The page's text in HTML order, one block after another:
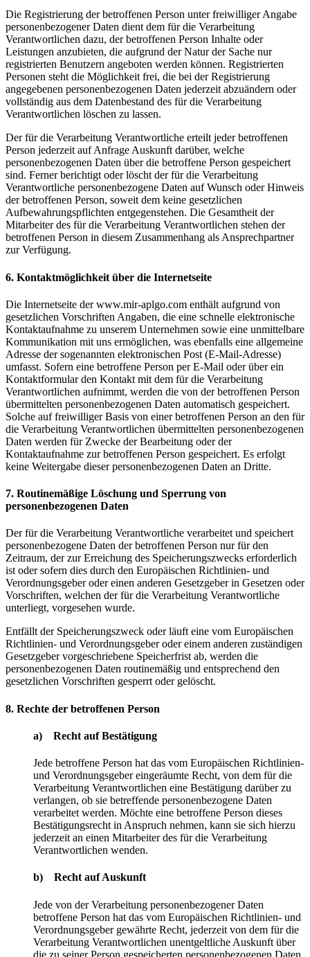
Die Registrierung der betroffenen Person unter freiwilliger Angabe
personenbezogener Daten dient dem für die Verarbeitung
Verantwortlichen dazu, der betroffenen Person Inhalte oder
Leistungen anzubieten, die aufgrund der Natur der Sache nur
registrierten Benutzern angeboten werden können. Registrierten
Personen steht die Möglichkeit frei, die bei der Registrierung
angegebenen personenbezogenen Daten jederzeit abzuändern oder
vollständig aus dem Datenbestand des für die Verarbeitung
Verantwortlichen löschen zu lassen.
Der für die Verarbeitung Verantwortliche erteilt jeder betroffenen
Person jederzeit auf Anfrage Auskunft darüber, welche
personenbezogenen Daten über die betroffene Person gespeichert
sind. Ferner berichtigt oder löscht der für die Verarbeitung
Verantwortliche personenbezogene Daten auf Wunsch oder Hinweis
der betroffenen Person, soweit dem keine gesetzlichen
Aufbewahrungspflichten entgegenstehen. Die Gesamtheit der
Mitarbeiter des für die Verarbeitung Verantwortlichen stehen der
betroffenen Person in diesem Zusammenhang als Ansprechpartner
zur Verfügung.
6. Kontaktmöglichkeit über die Internetseite
Die Internetseite der www.mir-aplgo.com enthält aufgrund von
gesetzlichen Vorschriften Angaben, die eine schnelle elektronische
Kontaktaufnahme zu unserem Unternehmen sowie eine unmittelbare
Kommunikation mit uns ermöglichen, was ebenfalls eine allgemeine
Adresse der sogenannten elektronischen Post (E-Mail-Adresse)
umfasst. Sofern eine betroffene Person per E-Mail oder über ein
Kontaktformular den Kontakt mit dem für die Verarbeitung
Verantwortlichen aufnimmt, werden die von der betroffenen Person
übermittelten personenbezogenen Daten automatisch gespeichert.
Solche auf freiwilliger Basis von einer betroffenen Person an den für
die Verarbeitung Verantwortlichen übermittelten personenbezogenen
Daten werden für Zwecke der Bearbeitung oder der
Kontaktaufnahme zur betroffenen Person gespeichert. Es erfolgt
keine Weitergabe dieser personenbezogenen Daten an Dritte.
7. Routinemäßige Löschung und Sperrung von
personenbezogenen Daten
Der für die Verarbeitung Verantwortliche verarbeitet und speichert
personenbezogene Daten der betroffenen Person nur für den
Zeitraum, der zur Erreichung des Speicherungszwecks erforderlich
ist oder sofern dies durch den Europäischen Richtlinien- und
Verordnungsgeber oder einen anderen Gesetzgeber in Gesetzen oder
Vorschriften, welchen der für die Verarbeitung Verantwortliche
unterliegt, vorgesehen wurde.
Entfällt der Speicherungszweck oder läuft eine vom Europäischen
Richtlinien- und Verordnungsgeber oder einem anderen zuständigen
Gesetzgeber vorgeschriebene Speicherfrist ab, werden die
personenbezogenen Daten routinemäßig und entsprechend den
gesetzlichen Vorschriften gesperrt oder gelöscht.
8. Rechte der betroffenen Person
a) Recht auf Bestätigung
Jede betroffene Person hat das vom Europäischen Richtlinien-
und Verordnungsgeber eingeräumte Recht, von dem für die
Verarbeitung Verantwortlichen eine Bestätigung darüber zu
verlangen, ob sie betreffende personenbezogene Daten
verarbeitet werden. Möchte eine betroffene Person dieses
Bestätigungsrecht in Anspruch nehmen, kann sie sich hierzu
jederzeit an einen Mitarbeiter des für die Verarbeitung
Verantwortlichen wenden.
b) Recht auf Auskunft
Jede von der Verarbeitung personenbezogener Daten
betroffene Person hat das vom Europäischen Richtlinien- und
Verordnungsgeber gewährte Recht, jederzeit von dem für die
Verarbeitung Verantwortlichen unentgeltliche Auskunft über
die zu seiner Person gespeicherten personenbezogenen Daten